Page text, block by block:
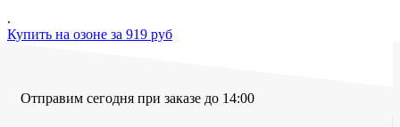
.
Купить на озоне за 919 руб
Отправим сегодня при заказе до 14:00